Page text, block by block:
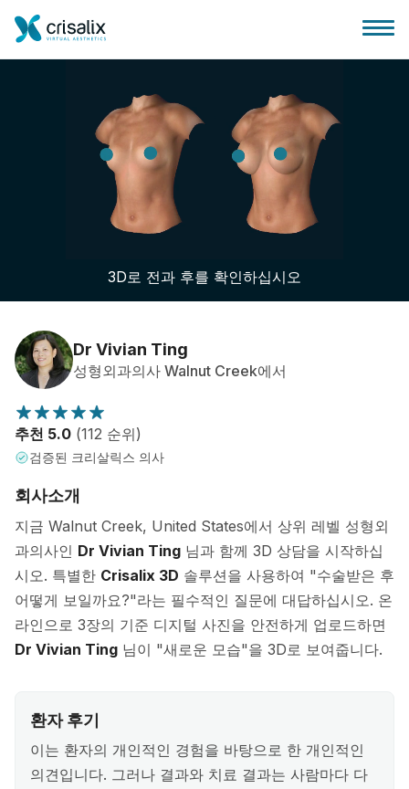
3D 비즈니스 플랫폼
환자 후기
3D로 전과 후를 확인하십시오
Dr Vivian Ting
성형외과의사 Walnut Creek에서
추천 5.0 (112 순위)
검증된 크리살릭스 의사
회사소개
지금 Walnut Creek, United States에서 상위 레벨 성형외
과의사인 Dr Vivian Ting 님과 함께 3D 상담을 시작하십
시오. 특별한 Crisalix 3D 솔루션을 사용하여 "수술받은 후
어떻게 보일까요?"라는 필수적인 질문에 대답하십시오. 온
라인으로 3장의 기준 디지털 사진을 안전하게 업로드하면
Dr Vivian Ting 님이 "새로운 모습"을 3D로 보여줍니다.
환자 후기
이는 환자의 개인적인 경험을 바탕으로 한 개인적인
의견입니다. 그러나 결과와 치료 결과는 사람마다 다